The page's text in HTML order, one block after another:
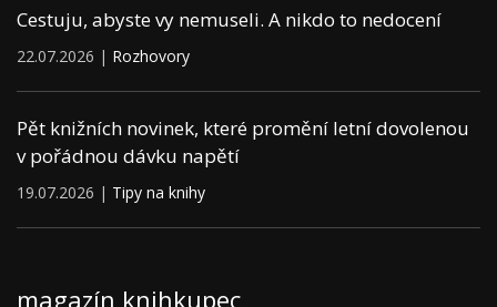
Cestuju, abyste vy nemuseli. A nikdo to nedocení
22.07.2026 | Rozhovory
Pět knižních novinek, které promění letní dovolenou
v pořádnou dávku napětí
19.07.2026 | Tipy na knihy
magazín knihkupec